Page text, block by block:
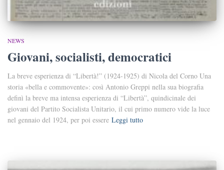
NEWS
Giovani, socialisti, democratici
La breve esperienza di “Libertà!” (1924-1925) di Nicola del Corno Una
storia «bella e commovente»: così Antonio Greppi nella sua biografia
definì la breve ma intensa esperienza di “Libertà”, quindicinale dei
giovani del Partito Socialista Unitario, il cui primo numero vide la luce
nel gennaio del 1924, per poi essere Leggi tutto